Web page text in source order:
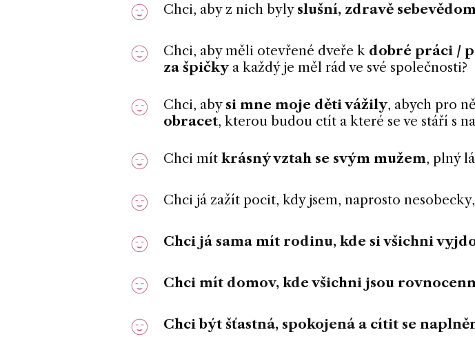
Chci, aby z nich byly slušní, zdravě
Chci, aby měli otevřené dveře k dobré práci /
za špičky a každý je měl rád ve své společnosti?
Chci, aby si mne moje děti vážily, abych pro
obracet, kterou budou ctít a které se ve stáří s
Chci mít krásný vztah se svým mužem, plný
Chci já zažít pocit, kdy jsem, naprosto nesobecky,
Chci já sama mít rodinu, kde si všichni
Chci mít domov, kdevšichni jsou
Chcibýt šťastná, spokojená a cítit se